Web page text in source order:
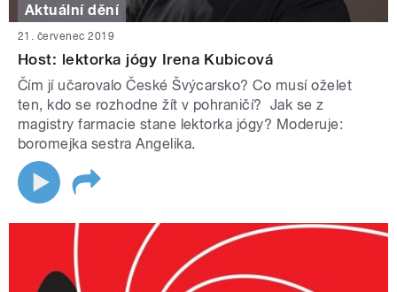
Aktuální dění
21. červenec 2019
Host: lektorka jógy Irena Kubicová
Čím jí učarovalo České Švýcarsko? Co musí oželet
ten, kdo se rozhodne žít v pohraničí? Jak se z
magistry farmacie stane lektorka jógy? Moderuje:
boromejka sestra Angelika.